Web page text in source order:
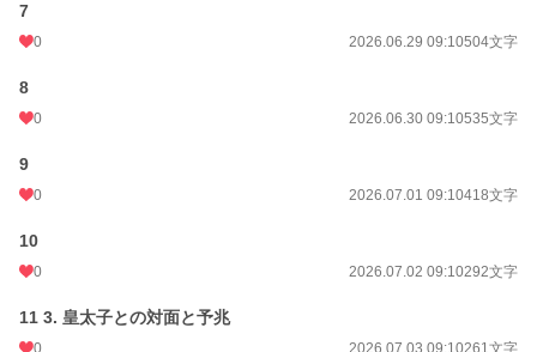
更新日時
初回公開日時
初回完結日時
週間ポイント
年間ポイント
7
0 2026.06.29 09:10504文字
8
0 2026.06.30 09:10535文字
9
0 2026.07.01 09:10418文字
10
0 2026.07.02 09:10292文字
11 3. 皇太子との対面と予兆
0 2026.07.03 09:10261文字